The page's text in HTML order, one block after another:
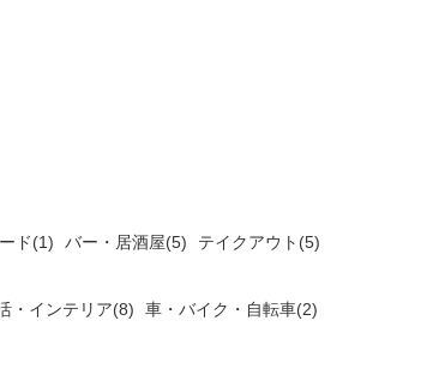
ド(1) バー・居酒屋(5)
テイクアウト(5)
・インテリア(8)
車・バイク・自転車(2)